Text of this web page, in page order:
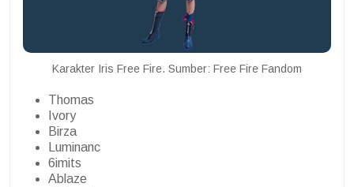
Karakter Iris Free Fire. Sumber: Free Fire Fandom
Thomas
Ivory
Birza
Luminanc
6imits
Ablaze